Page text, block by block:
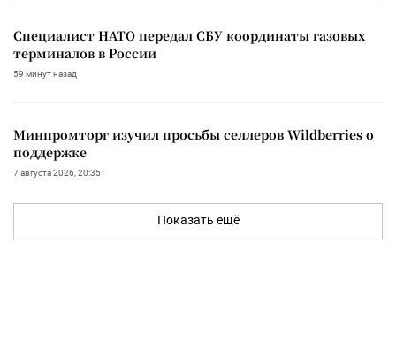
Специалист НАТО передал СБУ координаты газовых
терминалов в России
59 минут назад
Минпромторг изучил просьбы селлеров Wildberries о
поддержке
7 августа 2026, 20:35
Показать ещё